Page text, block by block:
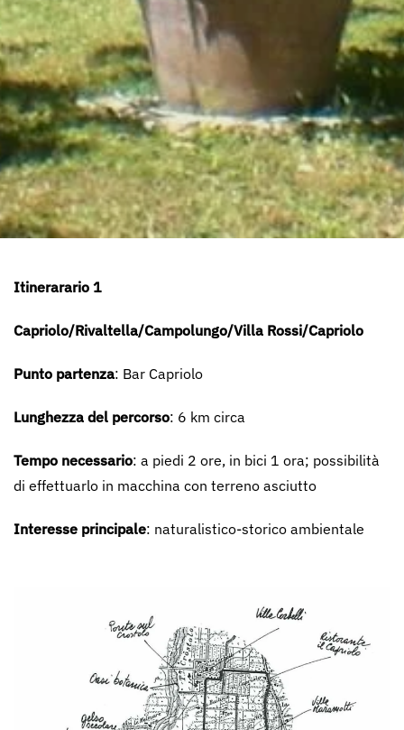
Itinerarario 1
Capriolo/Rivaltella/Campolungo/Villa Rossi/Capriolo
Punto partenza: Bar Capriolo
Lunghezza del percorso: 6 km circa
Tempo necessario: a piedi 2 ore, in bici 1 ora; possibilità
di effettuarlo in macchina con terreno asciutto
Interesse principale: naturalistico-storico ambientale